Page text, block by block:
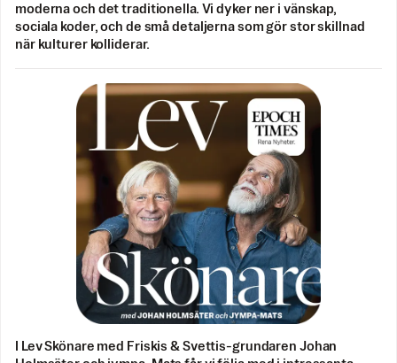
moderna och det traditionella. Vi dyker ner i vänskap,
sociala koder, och de små detaljerna som gör stor skillnad
när kulturer kolliderar.
I Lev Skönare med Friskis & Svettis-grundaren Johan